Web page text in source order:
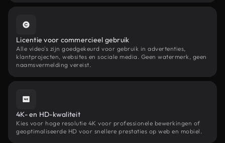
Licentie voor commercieel gebruik
Alle video's zijn goedgekeurd voor gebruik in advertenties,
klantprojecten, websites en sociale media. Geen watermerk, geen
naamsvermelding vereist.
4K- en HD-kwaliteit
Kies voor hoge resolutie 4K voor professionele bewerkingen of
geoptimaliseerde HD voor snellere prestaties op web en mobiel.